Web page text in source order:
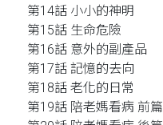
第14話 小小的神明
第15話 生命危險
第16話 意外的副產品
第17話 記憶的去向
第18話 老化的日常
第19話 陪老媽看病 前篇